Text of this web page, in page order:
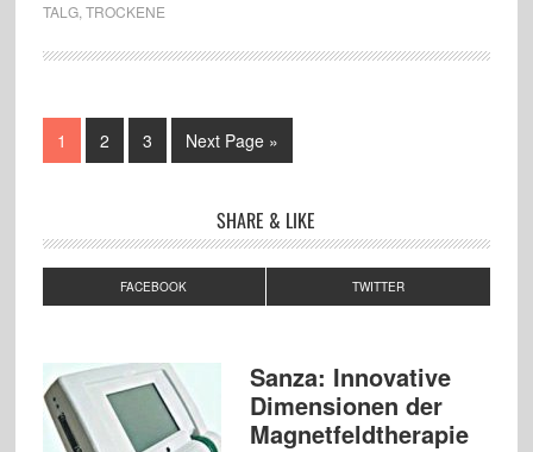
TALG, TROCKENE
1 2 3 Next Page »
SHARE & LIKE
FACEBOOK TWITTER
Sanza: Innovative
Dimensionen der
Magnetfeldtherapie